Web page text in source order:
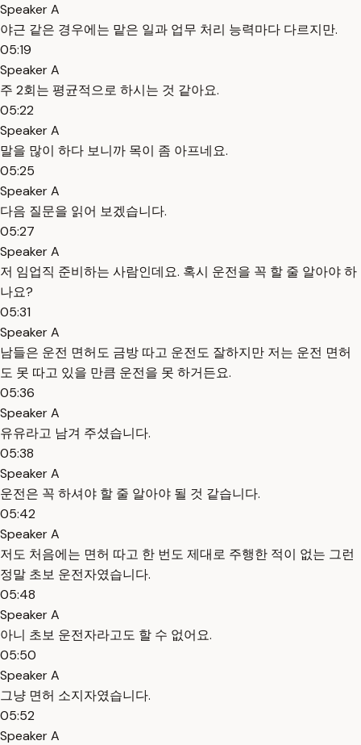
Speaker A
야근 같은 경우에는 맡은 일과 업무 처리 능력마다 다르지만.
05:19
Speaker A
주 2회는 평균적으로 하시는 것 같아요.
05:22
Speaker A
말을 많이 하다 보니까 목이 좀 아프네요.
05:25
Speaker A
다음 질문을 읽어 보겠습니다.
05:27
Speaker A
저 임업직 준비하는 사람인데요. 혹시 운전을 꼭 할 줄 알아야 하
나요?
05:31
Speaker A
남들은 운전 면허도 금방 따고 운전도 잘하지만 저는 운전 면허
도 못 따고 있을 만큼 운전을 못 하거든요.
05:36
Speaker A
유유라고 남겨 주셨습니다.
05:38
Speaker A
운전은 꼭 하셔야 할 줄 알아야 될 것 같습니다.
05:42
Speaker A
저도 처음에는 면허 따고 한 번도 제대로 주행한 적이 없는 그런
정말 초보 운전자였습니다.
05:48
Speaker A
아니 초보 운전자라고도 할 수 없어요.
05:50
Speaker A
그냥 면허 소지자였습니다.
05:52
Speaker A